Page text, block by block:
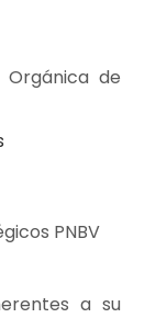
de
PNBV
a su